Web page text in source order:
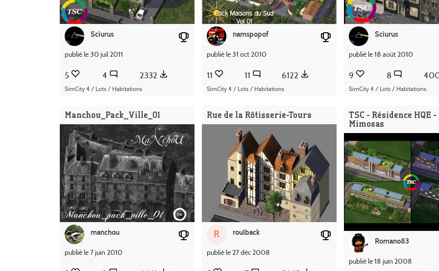
Sciurus
publié le 30 juil 2011
5 4 2332
SimCity 4 / Lots / Habitations
namspopof
publié le 31 oct 2010
11 11 6122
SimCity 4 / Lots / Habitations
Sciurus
publié le 18 août 2010
9 8
SimCity 4 / Lots / Habitations
Manchou_Pack_Ville_01
manchou
publié le 7 juin 2010
Rue de la Rôtisserie-Tours
R roulback
publié le 27 déc 2008
TSC - Résidence HQE
Mimosas
Romano83
publié le 18 juin 2008